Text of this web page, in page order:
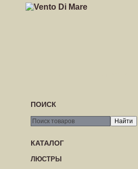
ПОИСК
КАТАЛОГ
ЛЮСТРЫ